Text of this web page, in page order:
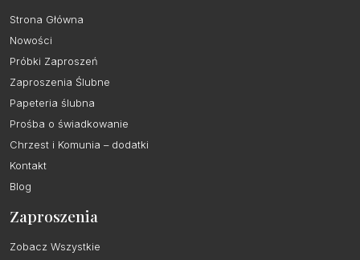
Strona Główna
Nowości
Próbki Zaproszeń
Zaproszenia Ślubne
Papeteria ślubna
Prośba o świadkowanie
Chrzest i Komunia – dodatki
Kontakt
Blog
Zaproszenia
Zobacz Wszystkie